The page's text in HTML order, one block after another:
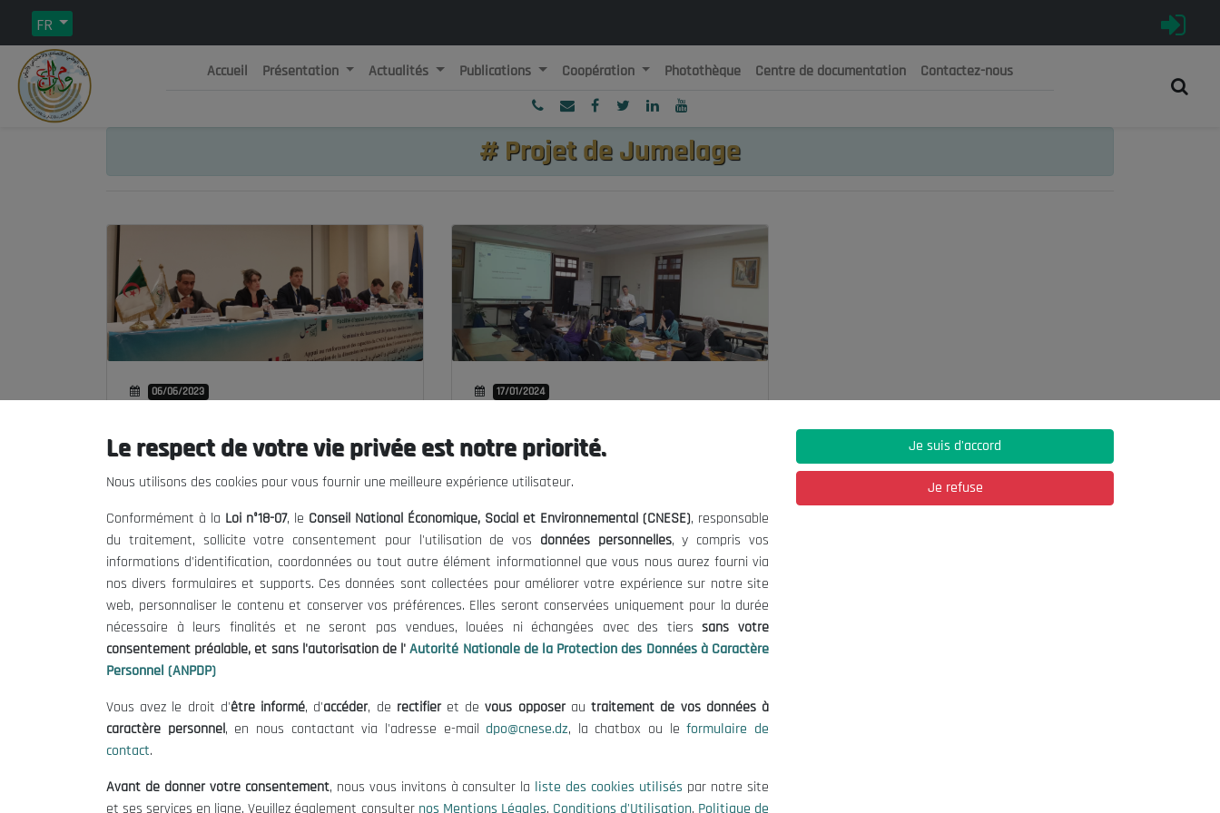
FR
République Algérienne Démocratique et Populaire
Conseil National Economique, Social et Environnemental الوطني الاقتصادي والاجتماعي والبيئي
الجزائرية الديمقراطية الشعبية
Accueil Présentation Actualités Publications Coopération Photothèque Centre de documentation Contactez-nous
#Projet de Jumelage
06/06/2023
Création d’un jumelage entre le
Conseil National Economique, Social
et Environnemental de l’Algérie
Le projet de jumelage entre le Conseil National
Economique, Social et Environnemental de
l’Algérie et le Conseil Economique, Social
et Environnemental français s’inscrit...Plus de
détails
17/01/2024
Formation : Gestion des déchets -
L’inspection des installations classées
– Le dispositif Responsab
Dans le cadre de l'action « Jumelage CNESE /
UE (CESE) », une formation destinée à 16
cadres du CNESE a été dispensée. Cette
initiative s'inscrit dans une démarche globa
...Plus de détails
Appels d'offres et Consultations (+213) 021 98 01 00|01|02
Le respect de votre vie privée est notre priorité.
Nous utilisons des cookies pour vous fournir une meilleure expérience utilisateur.
Conformément à la Loi n°18-07, le Conseil National Économique, Social et Environnemental (CNESE), responsable
du traitement, sollicite votre consentement pour l'utilisation de vos données personnelles, y compris vos
informations d'identification, coordonnées ou tout autre élément informationnel que vous nous aurez fourni via
nos divers formulaires et supports. Ces données sont collectées pour améliorer votre expérience sur notre site
web, personnaliser le contenu et conserver vos préférences. Elles seront conservées uniquement pour la durée
nécessaire à leurs finalités et ne seront pas vendues, louées ni échangées avec des tierssans votre
consentement préalable, et sans l'autorisation de l' Autorité Nationale de la Protection des Données à Caractère
Personnel (ANPDP)
Vous avez le droit d'être informé, d'accéder, de rectifieret devous opposerautraitement de vos données à
caractère personnel, en nous contactant via l'adresse e-mail dpo@cnese.dz, la chatbox ou leformulaire de
contact.
Avant de donner votre consentement, nous vous invitons à consulter la liste des cookies utilisés par notre site
et ses services en ligne. Veuillez également consulter nos Mentions Légales, Conditions d'Utilisation, Politique de
Je suis d'accord
Je refuse